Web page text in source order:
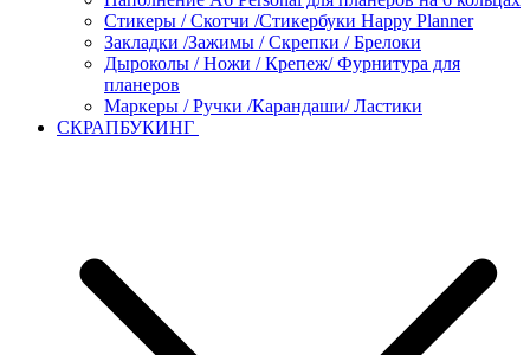
Стикеры / Скотчи /Стикербуки Happy Planner
Закладки /Зажимы / Скрепки / Брелоки
Дыроколы / Ножи / Крепеж/ Фурнитура для
планеров
Маркеры / Ручки /Карандаши/ Ластики
СКРАПБУКИНГ